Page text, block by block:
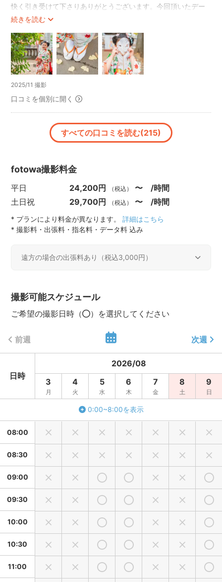
続きを読む
快く引き受けて下さりありがとうございます。今回頂いたデー
タをみて本当にろくちゃんにお願いして良かったなぁと感じま
リクエストしていた前回と同じシチュエーションの成長を感じ
る写真、おすまし写真、自然体な写真、この日のことを鮮明に
思い出せる瞬間を閉じ込めていただけていました。
素敵な写真ばかりで大変満足しております！
2025/11 撮影
口コミを個別に開く
すべての口コミを読む(215)
fotowa撮影料金
平日 24,200円 （税込）
〜 /時間
土日祝
29,700円 （税込） 〜 /時間
* プランにより料金が異なります。詳細はこちら
* 撮影料・出張料・指名料・データ料 込み
遠方の場合の出張料あり（税込3,000円）
活動エリア内
0円（税込）
活動エリア外
3,000円（税込）
撮影可能スケジュール
ご希望の撮影日時（ ）を選択してください
前週 次週
日時
2026/08
3
月
4
火
5
水
6
木
7
金
8
土
9
日
0:00~8:00を表示
08:00
08:30
09:00
09:30
10:00
10:30
11:00